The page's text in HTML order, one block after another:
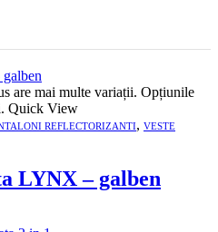
are mai multe variații. Opțiunile
Quick View
REFLECTORIZANTI, VESTE
LYNX – galben